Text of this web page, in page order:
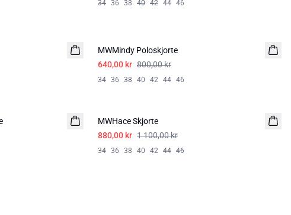
34 36 38 40 42 44 46
MWMindy Poloskjorte
640,00 kr 800,00 kr
34 36 38 40 42 44 46
MWHace Skjorte
880,00 kr 1 100,00 kr
34 36 38 40 42 44 46